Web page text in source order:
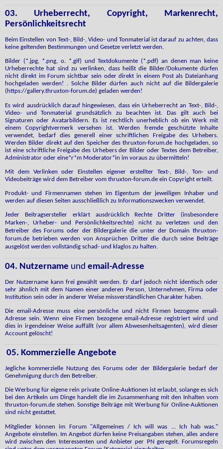
03. Urheberrecht, Copyright, Markenrecht,
Persönlichkeitsrecht
Beim Einstellen von Text-, Bild-, Video- und Tonmaterial ist darauf zu achten, dass
keine geltenden Bestimmungen und Gesetze verletzt werden.
Bilder (*.jpg, *.png, o. *.gif) und Textdokumente (*.pdf) an denen man keine
Urheberrechte hat sind zu verlinken, dass heißt die Bilder/Dokumente dürfen
nicht direkt im Forum sichtbar sein oder direkt in einem Post als Dateianhang
hochgeladen werden! . Solche Bilder dürfen auch nicht auf die Bildergalerie
(https://gallery.thruxton-forum.de) geladen werden!
Es wird ausdrücklich darauf hingewiesen, dass ein Urheberrecht an Text-, Bild-,
Video- und Tonmaterial grundsätzlich zu beachten ist. Das gilt auch bei
Signaturen oder Avatarbildern. Es ist rechtlich unerheblich ob ein Werk mit
einem Copyrightvermerk versehen ist. Werden fremde geschützte Inhalte
verwendet, bedarf dies generell einer schriftlichen Freigabe des Urhebers.
Werden Bilder direkt auf den Speicher des thruxton-forum.de hochgeladen, so
ist eine schriftliche Freigabe des Urhebers der Bilder oder Textes dem Betreiber,
Administrator oder eine*r*m Moderator*in im voraus zu übermitteln!
Mit dem Verlinken oder Einstellen eigener erstellter Text-, Bild-, Ton- und
Videobeiträge wird dem Betreiber vom thruxton-forum.de ein Copyright erteilt.
Produkt- und Firmennamen stehen im Eigentum der jeweiligen Inhaber und
werden auf diesen Seiten ausschließlich zu Informationszwecken verwendet.
Jeder Beitragsersteller erklärt ausdrücklich Rechte Dritter (insbesondere
Marken-, Urheber- und Persönlichkeitsrechte) nicht zu verletzen und den
Betreiber des Forums oder der Bildergalerie die unter der Domain thruxton-
forum.de betrieben werden von Ansprüchen Dritter die durch seine Beiträge
ausgelöst werden vollständig schad- und klaglos zu halten.
04. Nutzername und email-Adresse
Der Nutzername kann frei gewählt werden. Er darf jedoch nicht identisch oder
sehr ähnlich mit dem Namen einer anderen Person, Unternehmen, Firma oder
Institution sein oder in anderer Weise missverständlichen Charakter haben.
Die email-Adresse muss eine persönliche und nicht Firmen bezogene email-
Adresse sein. Wenn eine Firmen bezogene email-Adresse registriert wird und
dies in irgendeiner Weise auffällt (vor allem Abwesenheitsagenten), wird dieser
Account gelöscht!
05. Kommerzielle Angebote
Jegliche kommerzielle Nutzung des Forums oder der Bildergalerie bedarf der
Genehmigung durch den Betreiber.
Die Werbung für eigene rein private Online-Auktionen ist erlaubt, solange es sich
bei den Artikeln um Dinge handelt die im Zusammenhang mit den Inhalten vom
thruxton-forum.de stehen. Sonstige Beiträge mit Werbung für Online-Auktionen
sind nicht gestattet.
Mitglieder können im Forum "Allgemeines / Ich will was ... Ich hab was."
Angebote einstellen. Im Angebot dürfen keine Preisangaben stehen, alles andere
wird zwischen den Interessenten und Anbieter per PN geregelt. Forumsregeln